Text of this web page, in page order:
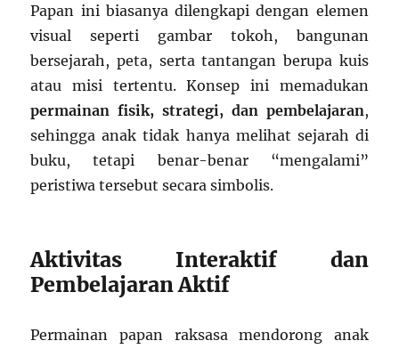
Papan ini biasanya dilengkapi dengan elemen
visual seperti gambar tokoh, bangunan
bersejarah, peta, serta tantangan berupa kuis
atau misi tertentu. Konsep ini memadukan
permainan fisik, strategi, dan pembelajaran,
sehingga anak tidak hanya melihat sejarah di
buku, tetapi benar-benar “mengalami”
peristiwa tersebut secara simbolis.
Aktivitas Interaktif dan
Pembelajaran Aktif
Permainan papan raksasa mendorong anak